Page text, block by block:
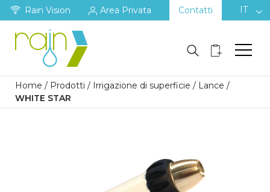
Rain Vision Area Privata Contatti IT
Home / Prodotti / Irrigazione di superficie / Lance /
WHITE STAR